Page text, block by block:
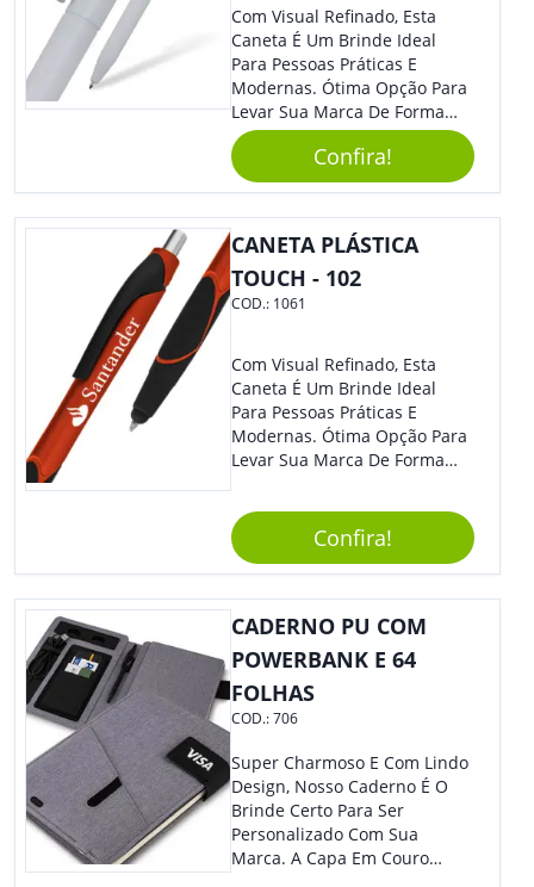
Com Visual Refinado, Esta
Caneta É Um Brinde Ideal
Para Pessoas Práticas E
Modernas. Ótima Opção Para
Levar Sua Marca De Forma
Estilosa, Agregando Valor Para
Sua Empresa Em Eventos,
Reuniões Corporativas Ou Até
Colaboradores.
Confira!
CANETA PLÁSTICA
TOUCH - 102
COD.: 1061
Com Visual Refinado, Esta
Caneta É Um Brinde Ideal
Para Pessoas Práticas E
Modernas. Ótima Opção Para
Levar Sua Marca De Forma
Sua Empresa Em Eventos,
Reuniões Corporativas Ou Até
Mesmo Para Presentear
Colaboradores E Parceiros De
Sua Empresa.
Confira!
CADERNO PU COM
POWERBANK E 64
FOLHAS
COD.:706
Super Charmoso E Com Lindo
Design, Nosso Caderno É O
Brinde Certo Para Ser
Personalizado Com Sua
Marca. A Capa Em Couro